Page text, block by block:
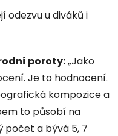
odezvu u diváků i
poroty:„Jako
Je to hodnocení.
kompozice a
to působí na
počet a bývá 5, 7